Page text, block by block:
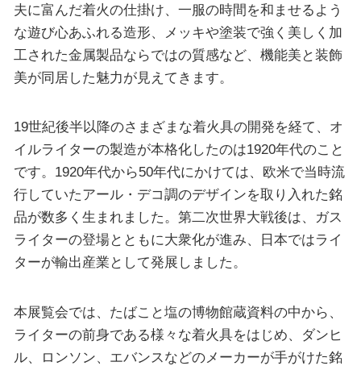
夫に富んだ着火の仕掛け、一服の時間を和ませるよう
な遊び心あふれる造形、メッキや塗装で強く美しく加
工された金属製品ならではの質感など、機能美と装飾
美が同居した魅力が見えてきます。
19世紀後半以降のさまざまな着火具の開発を経て、オ
イルライターの製造が本格化したのは1920年代のこと
です。1920年代から50年代にかけては、欧米で当時流
行していたアール・デコ調のデザインを取り入れた銘
品が数多く生まれました。第二次世界大戦後は、ガス
ライターの登場とともに大衆化が進み、日本ではライ
ターが輸出産業として発展しました。
本展覧会では、たばこと塩の博物館蔵資料の中から、
ライターの前身である様々な着火具をはじめ、ダンヒ
ル、ロンソン、エバンスなどのメーカーが手がけた銘